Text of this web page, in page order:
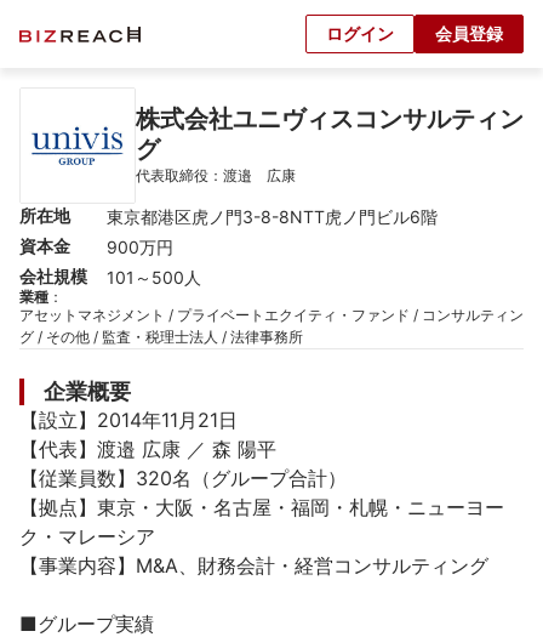
ログイン 会員登録
株式会社ユニヴィスコンサルティン
グ
代表取締役：渡邉　広康
所在地
東京都港区虎ノ門3-8-8NTT虎ノ門ビル6階
資本金
900万円
会社規模
101～500人
業種 ：
アセットマネジメント / プライベートエクイティ・ファンド / コンサルティン
グ / その他 / 監査・税理士法人 / 法律事務所
企業概要
【設立】2014年11月21日
【代表】渡邉 広康 ／ 森 陽平
【従業員数】320名（グループ合計）
【拠点】東京・大阪・名古屋・福岡・札幌・ニューヨー
ク・マレーシア
【事業内容】M&A、財務会計・経営コンサルティング
■グループ実績